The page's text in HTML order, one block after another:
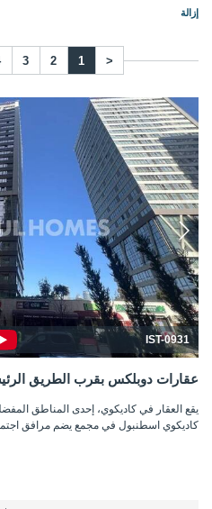
إزالة
<
1
2
3
IST-0931
عقارات دوبلكس بقرب الطريق
يقع العقار في كاديكوي، إحدى المناطق
كاديكوي اسطنبول في مجمع يضم مرافق